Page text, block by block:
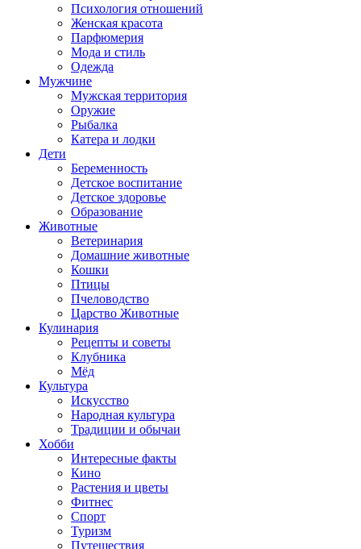
Психология отношений
Женская красота
Парфюмерия
Мода и стиль
Одежда
Мужчине
Мужская территория
Оружие
Рыбалка
Катера и лодки
Дети
Беременность
Детское воспитание
Детское здоровье
Образование
Животные
Ветеринария
Домашние животные
Кошки
Птицы
Пчеловодство
Царство Животные
Кулинария
Рецепты и советы
Клубника
Мёд
Культура
Искусство
Народная культура
Традиции и обычаи
Хобби
Интересные факты
Кино
Растения и цветы
Фитнес
Спорт
Туризм
Путешествия